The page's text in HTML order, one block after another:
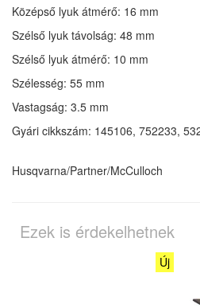
Középső lyuk átmérő: 16 mm
Szélső lyuk távolság: 48 mm
Szélső lyuk átmérő: 10 mm
Szélesség: 55 mm
Vastagság: 3.5 mm
Gyári cikkszám: 145106, 752233,
Husqvarna/Partner/McCulloch
Ezek is érdekelhetnek
Új